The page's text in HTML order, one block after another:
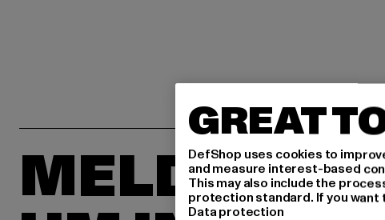
MELDE
GREAT
DefShop uses cookies to
and measure interest-based
This may also include the
protection standard. If you want
Data protection